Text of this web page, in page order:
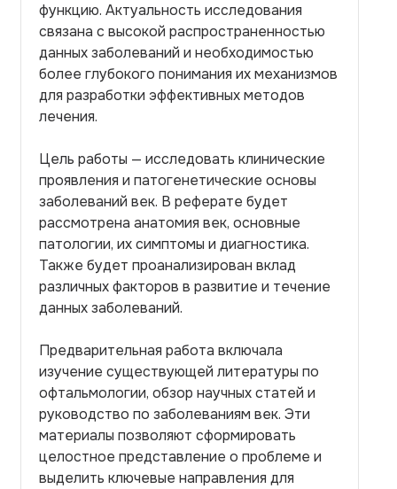
функцию. Актуальность исследования
связана с высокой распространенностью
данных заболеваний и необходимостью
более глубокого понимания их механизмов
для разработки эффективных методов
лечения.
Цель работы — исследовать клинические
проявления и патогенетические основы
заболеваний век. В реферате будет
рассмотрена анатомия век, основные
патологии, их симптомы и диагностика.
Также будет проанализирован вклад
различных факторов в развитие и течение
данных заболеваний.
Предварительная работа включала
изучение существующей литературы по
офтальмологии, обзор научных статей и
руководство по заболеваниям век. Эти
материалы позволяют сформировать
целостное представление о проблеме и
выделить ключевые направления для